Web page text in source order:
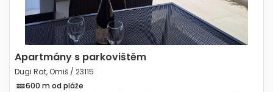
Apartmány s parkovištěm
Dugi Rat, Omiš / 23115
600 m od pláže